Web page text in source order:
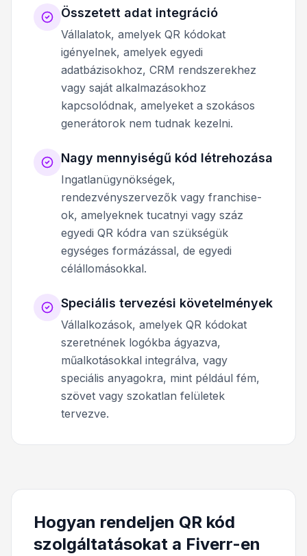
Összetett adat integráció
Vállalatok, amelyek QR kódokat
igényelnek, amelyek egyedi
adatbázisokhoz, CRM rendszerekhez
vagy saját alkalmazásokhoz
kapcsolódnak, amelyeket a szokásos
generátorok nem tudnak kezelni.
Nagy mennyiségű kód létrehozása
Ingatlanügynökségek,
rendezvényszervezők vagy franchise-
ok, amelyeknek tucatnyi vagy száz
egyedi QR kódra van szükségük
egységes formázással, de egyedi
célállomásokkal.
Speciális tervezési követelmények
Vállalkozások, amelyek QR kódokat
szeretnének logókba ágyazva,
műalkotásokkal integrálva, vagy
speciális anyagokra, mint például fém,
szövet vagy szokatlan felületek
tervezve.
Hogyan rendeljen QR kód
szolgáltatásokat a Fiverr-en